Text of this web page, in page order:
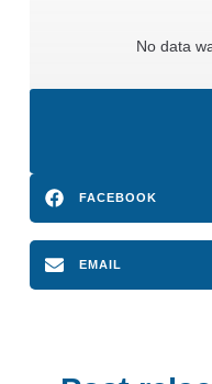
No data
FACEBOOK
EMAIL